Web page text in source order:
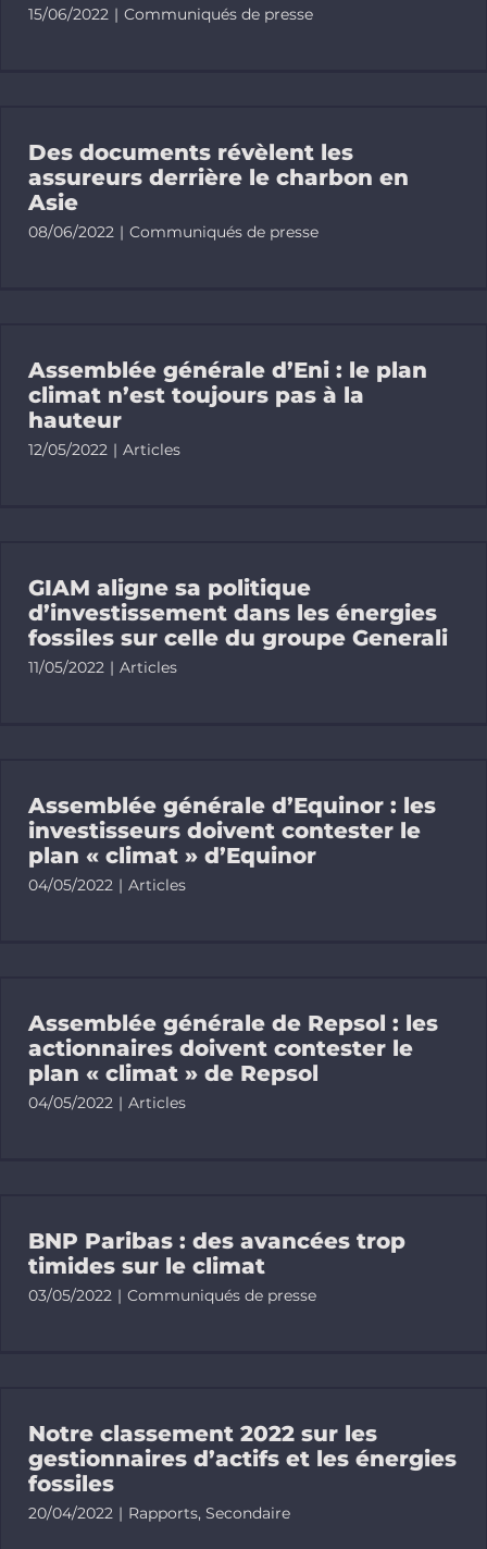
15/06/2022 | Communiqués de presse
Des documents révèlent les
assureurs derrière le charbon en
Asie
08/06/2022 | Communiqués de presse
Assemblée générale d’Eni : le plan
climat n’est toujours pas à la
hauteur
12/05/2022 | Articles
GIAM aligne sa politique
d’investissement dans les énergies
fossiles sur celle du groupe Generali
11/05/2022 | Articles
Assemblée générale d’Equinor : les
investisseurs doivent contester le
plan « climat » d’Equinor
04/05/2022 | Articles
Assemblée générale de Repsol : les
actionnaires doivent contester le
plan « climat » de Repsol
04/05/2022 | Articles
BNP Paribas : des avancées trop
timides sur le climat
03/05/2022 | Communiqués de presse
Notre classement 2022 sur les
gestionnaires d’actifs et les énergies
fossiles
20/04/2022 | Rapports, Secondaire